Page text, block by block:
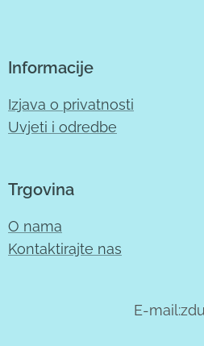
Informacije
Izjava o privatnosti
Uvjeti i odredbe
Trgovina
O nama
Kontaktirajte nas
E-